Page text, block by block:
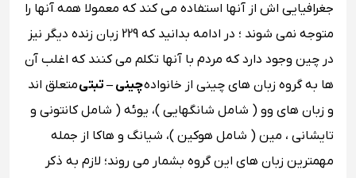
جغرافیایی اش از آنها استفاده می کند که معمولا همه آنها را
متوجه نمی شوند ؛ در ادامه بدانید که 229 زبان زنده دیگر نیز
در چین وجود دارد که مردم با آنها تکلم می کنند که اغلب آن‌
ها به گروه زبان‌ های چینی از خانوادهچینی – تبتیمتعلق اند
و زبان‌ های وو ( شامل شانگهایی )، یوئه ( شامل کانتونی و
تایشانی ، مین ( شامل هوکین )، شیانگ و هاکا از جمله
مهمترین زبان ‌های این گروه بشمار می روند؛ لازم به ذکر